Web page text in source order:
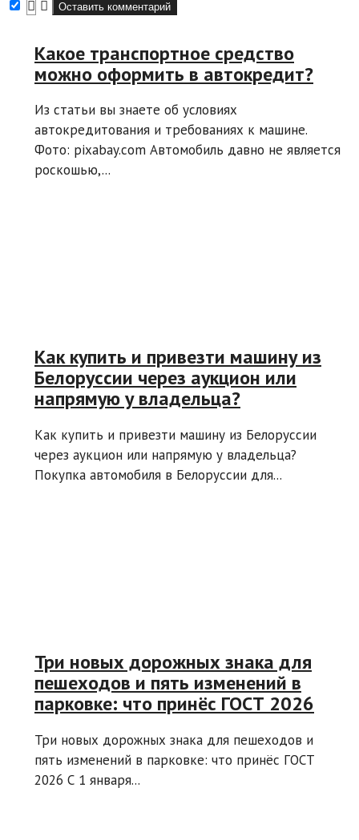
Какое транспортное средство
можно оформить в автокредит?
Из статьи вы знаете об условиях
автокредитования и требованиях к машине.
Фото: pixabay.com Автомобиль давно не является
роскошью,...
Как купить и привезти машину из
Белоруссии через аукцион или
напрямую у владельца?
Как купить и привезти машину из Белоруссии
через аукцион или напрямую у владельца?
Покупка автомобиля в Белоруссии для...
Три новых дорожных знака для
пешеходов и пять изменений в
парковке: что принёс ГОСТ 2026
Три новых дорожных знака для пешеходов и
пять изменений в парковке: что принёс ГОСТ
2026 С 1 января...